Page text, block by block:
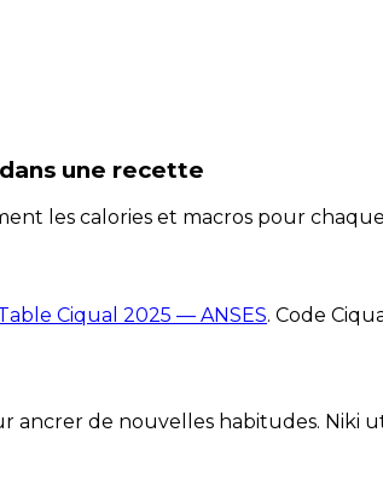
dans une recette
les calories et macros pour
Ciqual 2025 — ANSES. Code
ancrer de nouvelles habitudes. Niki